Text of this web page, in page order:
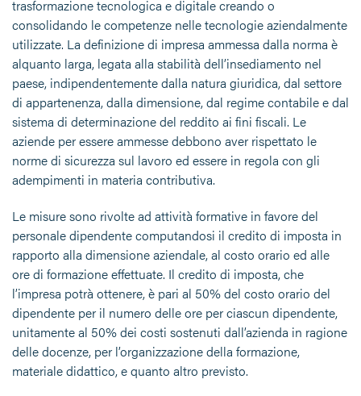
trasformazione tecnologica e digitale creando o
consolidando le competenze nelle tecnologie aziendalmente
utilizzate. La definizione di impresa ammessa dalla norma è
alquanto larga, legata alla stabilità dell’insediamento nel
paese, indipendentemente dalla natura giuridica, dal settore
di appartenenza, dalla dimensione, dal regime contabile e dal
sistema di determinazione del reddito ai fini fiscali. Le
aziende per essere ammesse debbono aver rispettato le
norme di sicurezza sul lavoro ed essere in regola con gli
adempimenti in materia contributiva.
Le misure sono rivolte ad attività formative in favore del
personale dipendente computandosi il credito di imposta in
rapporto alla dimensione aziendale, al costo orario ed alle
ore di formazione effettuate. Il credito di imposta, che
l’impresa potrà ottenere, è pari al 50% del costo orario del
dipendente per il numero delle ore per ciascun dipendente,
unitamente al 50% dei costi sostenuti dall’azienda in ragione
delle docenze, per l’organizzazione della formazione,
materiale didattico, e quanto altro previsto.